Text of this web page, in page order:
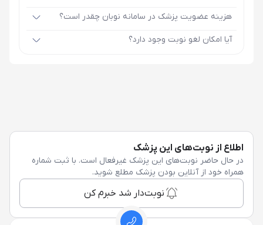
هزینه عضویت پزشک در سامانه نوبان چقدر است؟
آیا امکان لغو نوبت وجود دارد؟
اطلاع از نوبت‌های این پزشک
در حال حاضر نوبت‌های این پزشک غیرفعال است. با ثبت شماره
همراه خود از آنلاین بودن پزشک مطلع شوید.
نوبت‌دار شد خبرم کن